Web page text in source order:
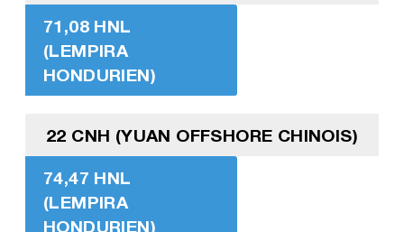
71,08 HNL
(LEMPIRA
HONDURIEN)
22 CNH (YUAN OFFSHORE CHINOIS)
74,47 HNL
(LEMPIRA
HONDURIEN)